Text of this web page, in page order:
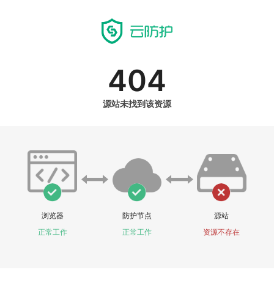
404
源站未找到该资源
浏览器
正常工作
防护节点
正常工作
源站
资源不存在